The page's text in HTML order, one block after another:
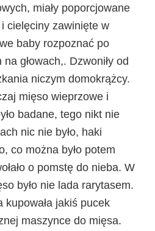
miały poporcjowane
cielęciny zawinięte w
baby rozpoznać po
głowach,. Dzwoniły od
niczym domokrążcy.
mięso wieprzowe i
badane, tego nikt nie
nic nie było, haki
co można było potem
o pomstę do nieba. W
było nie lada rarytasem.
kupowała jakiś pucek
maszynce do mięsa.